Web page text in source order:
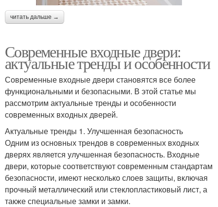
читать дальше →
Современные входные двери:
актуальные тренды и особенности
Современные входные двери становятся все более
функциональными и безопасными. В этой статье мы
рассмотрим актуальные тренды и особенности
современных входных дверей.
Актуальные тренды 1. Улучшенная безопасность
Одним из основных трендов в современных входных
дверях является улучшенная безопасность. Входные
двери, которые соответствуют современным стандартам
безопасности, имеют несколько слоев защиты, включая
прочный металлический или стеклопластиковый лист, а
также специальные замки и замки.